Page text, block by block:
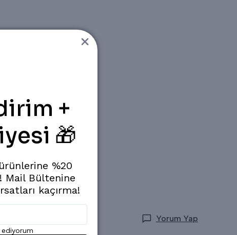
Yorum Yap
+
🎁
%20
Mail Bültenine
kaçırma!
ediyorum